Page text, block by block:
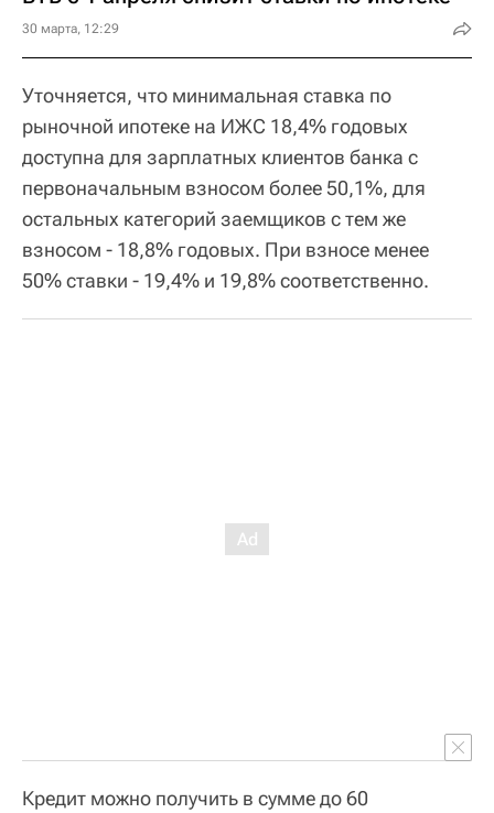
30 марта, 12:29
Уточняется, что минимальная ставка по
рыночной ипотеке на ИЖС 18,4% годовых
доступна для зарплатных клиентов банка с
первоначальным взносом более 50,1%, для
остальных категорий заемщиков с тем же
взносом - 18,8% годовых. При взносе менее
50% ставки - 19,4% и 19,8% соответственно.
Кредит можно получить в сумме до 60